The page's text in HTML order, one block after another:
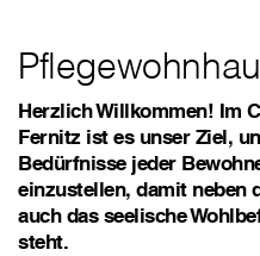
Herzlich Willkommen! Im
Fernitz ist es unser Ziel,
Bedürfnisse jeder
einzustellen, damit neben
auch das seelische
steht.